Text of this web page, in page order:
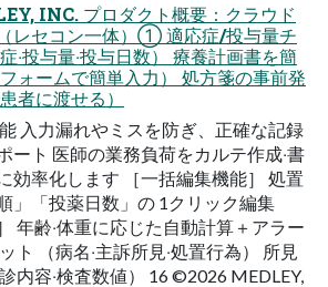
INC. プロダクト概要：クラウド
レセコン⼀体）① 適応症/投与量チ
‧投与量‧投与⽇数） 療養計画書を簡
ォームで簡単⼊⼒） 処⽅箋の事前発
者に渡せる）
⼊⼒漏れやミスを防ぎ、正確な記録
ート 医師の業務負荷をカルテ作成‧書
効率化します ［⼀括編集機能］ 処置
」「投薬⽇数」の 1クリック編集
年齢‧体重に応じた⾃動計算＋アラー
ト （病名‧主訴所⾒‧処置⾏為） 所⾒
内容‧検査数値） 16 ©2026 MEDLEY,